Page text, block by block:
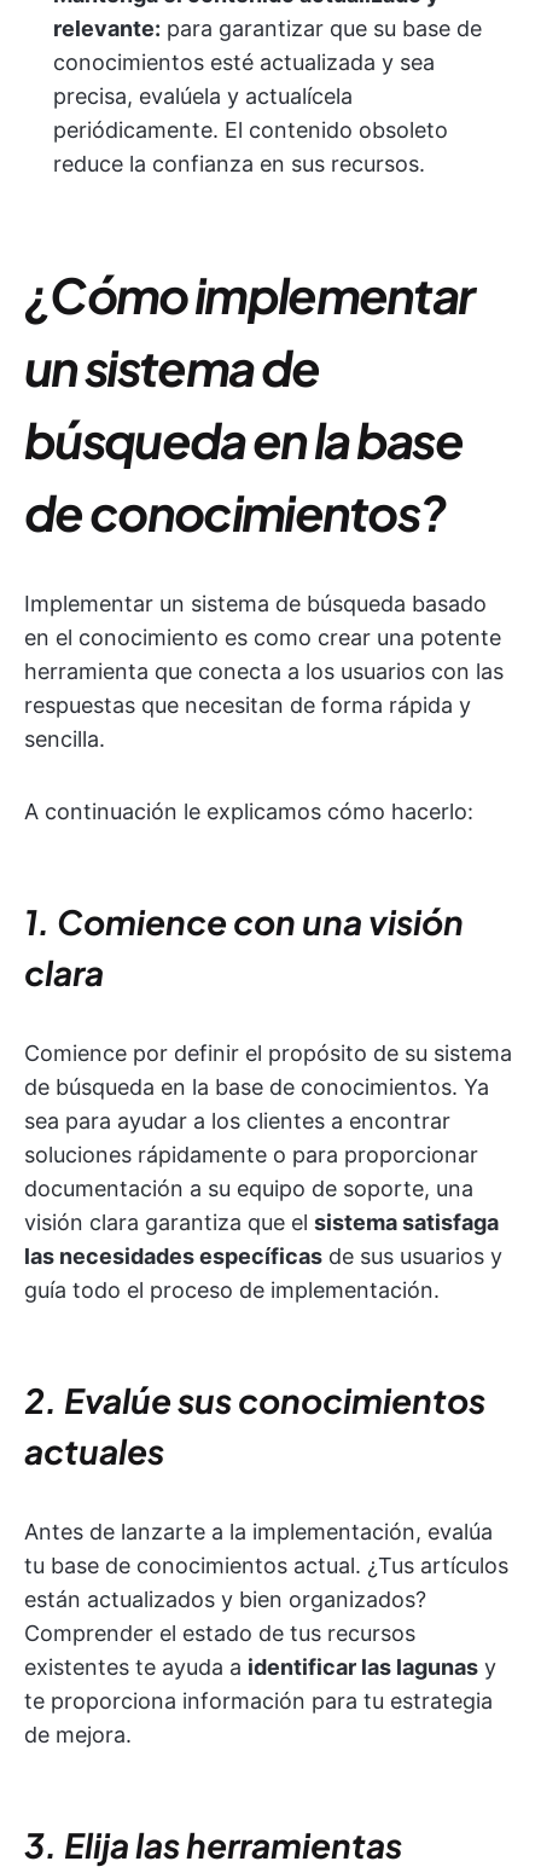
relevante: para garantizar que su base de
conocimientos esté actualizada y sea
precisa, evalúela y actualícela
periódicamente. El contenido obsoleto
reduce la confianza en sus recursos.
¿Cómo implementar
un sistema de
búsqueda en la base
de conocimientos?
Implementar un sistema de búsqueda basado
en el conocimiento es como crear una potente
herramienta que conecta a los usuarios con las
respuestas que necesitan de forma rápida y
sencilla.
A continuación le explicamos cómo hacerlo:
1. Comience con una visión
clara
Comience por definir el propósito de su sistema
de búsqueda en la base de conocimientos. Ya
sea para ayudar a los clientes a encontrar
soluciones rápidamente o para proporcionar
documentación a su equipo de soporte, una
visión clara garantiza que el sistema satisfaga
las necesidades específicas de sus usuarios y
guía todo el proceso de implementación.
2. Evalúe sus conocimientos
actuales
Antes de lanzarte a la implementación, evalúa
tu base de conocimientos actual. ¿Tus artículos
están actualizados y bien organizados?
Comprender el estado de tus recursos
existentes te ayuda a identificar las lagunas y
te proporciona información para tu estrategia
de mejora.
3. Elija las herramientas